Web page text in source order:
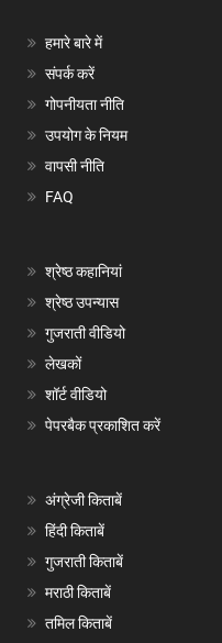
हमारे बारे में
संपर्क करें
गोपनीयता नीति
उपयोग के नियम
वापसी नीति
FAQ
श्रेष्ठ कहानियां
श्रेष्ठ उपन्यास
गुजराती वीडियो
लेखकों
शॉर्ट वीडियो
पेपरबैक प्रकाशित करें
अंग्रेजी किताबें
हिंदी किताबें
गुजराती किताबें
मराठी किताबें
तमिल किताबें